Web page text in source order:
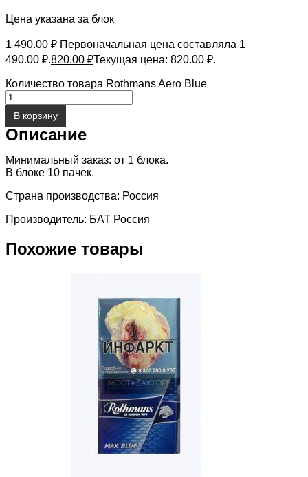
Цена указана за блок
1 490.00₽ Первоначальная цена составляла 1
490.00 ₽.820.00 ₽Текущая цена: 820.00 ₽.
Количество товара Rothmans Aero Blue
В корзину
Описание
Минимальный заказ: от 1 блока.
В блоке 10 пачек.
Страна производства: Россия
Производитель: БАТ Россия
Похожие товары